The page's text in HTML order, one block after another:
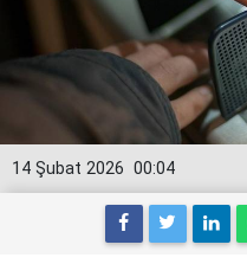
00:04
14 Şubat 2026